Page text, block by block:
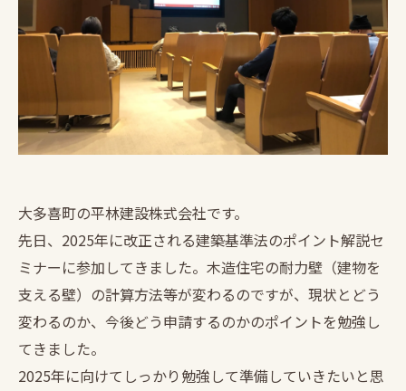
大多喜町の平林建設株式会社です。
先日、2025年に改正される建築基準法のポイント解説セ
ミナーに参加してきました。木造住宅の耐力壁（建物を
支える壁）の計算方法等が変わるのですが、現状とどう
変わるのか、今後どう申請するのかのポイントを勉強し
てきました。
2025年に向けてしっかり勉強して準備していきたいと思